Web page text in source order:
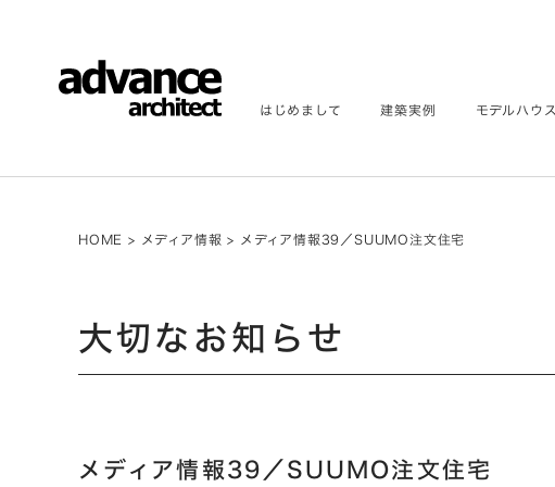
はじめまして 建築実例 モデルハウス
HOME > メディア情報 > メディア情報39／SUUMO注文住宅
大切なお知らせ
メディア情報39／SUUMO注文住宅